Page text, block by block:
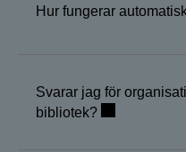
Hur fungerar
Svarar jag för
bibliotek?